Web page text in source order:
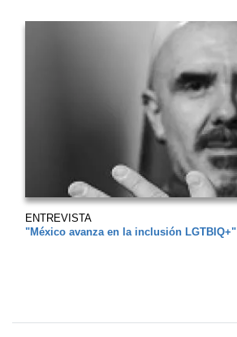
ENTREVISTA
"México avanza en la inclusión LGTBIQ+"